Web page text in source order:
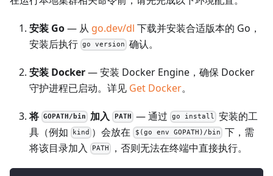
安装 Go— 从 go.dev/dl 下载并安装合适版本的 Go，
安装后执行 go version 确认。
安装 Docker— 安装 Docker Engine，确保 Docker
守护进程已启动。详见 Get Docker。
将 GOPATH/bin 加入 PATH — 通过 go install
安装的工
具（例如
kind ）会放在 $(go env GOPATH)/bin 下，需
将该目录加入
PATH ，否则无法在终端中直接执行。